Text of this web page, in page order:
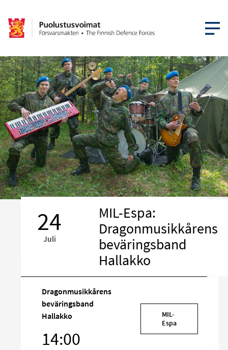
ÖPPNA
24
Juli
MIL-Espa:
Dragonmusikkårens
beväringsband
Hallakko
Dragonmusikkårens
beväringsband
Hallakko
14:00
MIL-
Espa